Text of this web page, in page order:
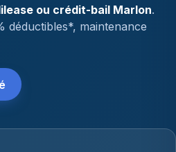
ou crédit-bail Marlon.
déductibles*, maintenance